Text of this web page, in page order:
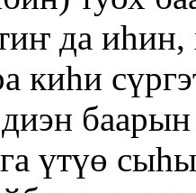
да иһин,
киһи
баарын
үтүө